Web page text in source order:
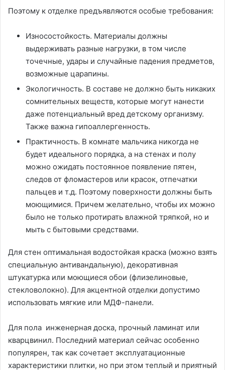
Поэтому к отделке предъявляются особые требования:
Износостойкость. Материалы должны
выдерживать разные нагрузки, в том числе
точечные, удары и случайные падения предметов,
возможные царапины.
Экологичность. В составе не должно быть никаких
сомнительных веществ, которые могут нанести
даже потенциальный вред детскому организму.
Также важна гипоаллергенность.
Практичность. В комнате мальчика никогда не
будет идеального порядка, а на стенах и полу
можно ожидать постоянное появление пятен,
следов от фломастеров или красок, отпечатки
пальцев и т.д. Поэтому поверхности должны быть
моющимися. Причем желательно, чтобы их можно
было не только протирать влажной тряпкой, но и
мыть с бытовыми средствами.
Для стен оптимальная водостойкая краска (можно взять
специальную антивандальную), декоративная
штукатурка или моющиеся обои (флизелиновые,
стекловолокно). Для акцентной отделки допустимо
использовать мягкие или МДФ-панели.
Для пола инженерная доска, прочный ламинат или
кварцвинил. Последний материал сейчас особенно
популярен, так как сочетает эксплуатационные
характеристики плитки, но при этом теплый и приятный